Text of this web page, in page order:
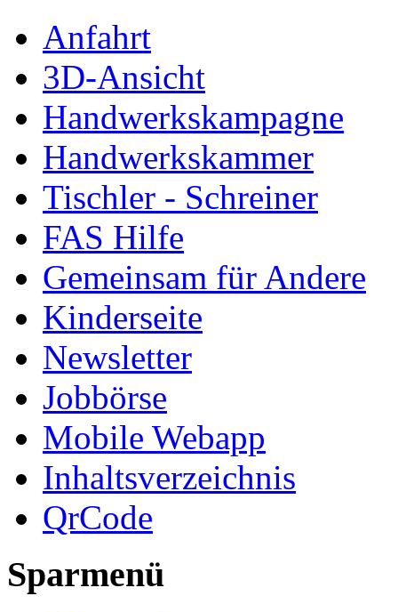
Anfahrt
3D-Ansicht
Handwerkskampagne
Handwerkskammer
Tischler - Schreiner
FAS Hilfe
Gemeinsam für Andere
Kinderseite
Newsletter
Jobbörse
Mobile Webapp
Inhaltsverzeichnis
QrCode
Sparmenü